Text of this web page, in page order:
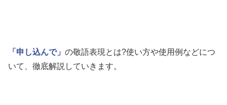
「申し込んで」 の敬語表現とは?使い方や使用例などにつ
いて、徹底解説していきます。